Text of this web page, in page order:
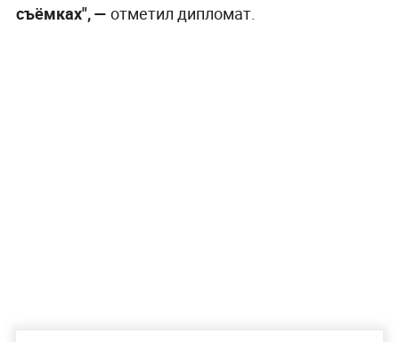
съёмках", — отметил дипломат.